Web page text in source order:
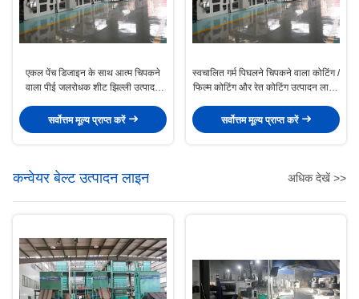
एकल पेंच डिजाइन के साथ आत्म चिपकने
वाला पीई जलरोधक शीट झिल्ली उत्पादन
सर्वोत्तम मूल्य प्राप्त करें
स्वचालित गर्म पिघलने चिपकने वाला कोटिंग /
फिल्म कोटिंग और रेत कोटिंग उत्पादन लाइन
सर्वोत्तम मूल्य प्राप्त करें
कन्वेयर बेल्ट उत्पादन लाइन अधिक देखें >>